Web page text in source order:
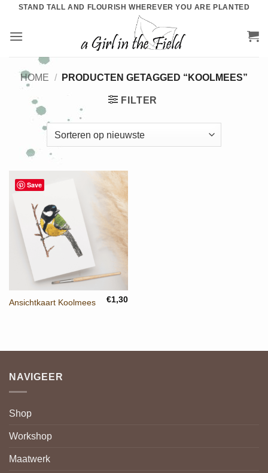
inhoud
STAND TALL AND FLOURISH WHEREVER YOU ARE PLANTED
HOME / PRODUCTEN GETAGGED “KOOLMEES”
FILTER
Save
Ansichtkaart Koolmees €1,30
NAVIGEER
Shop
Workshop
Maatwerk